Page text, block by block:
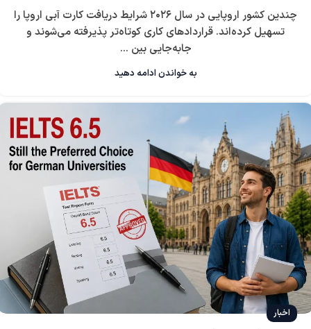
چندین کشور اروپایی در سال ۲۰۲۶ شرایط دریافت کارت آبی اروپا را
تسهیل کرده‌اند. قراردادهای کاری کوتاه‌تر پذیرفته می‌شوند و
جابه‌جایی بین ...
به خواندن ادامه دهید
اخبار